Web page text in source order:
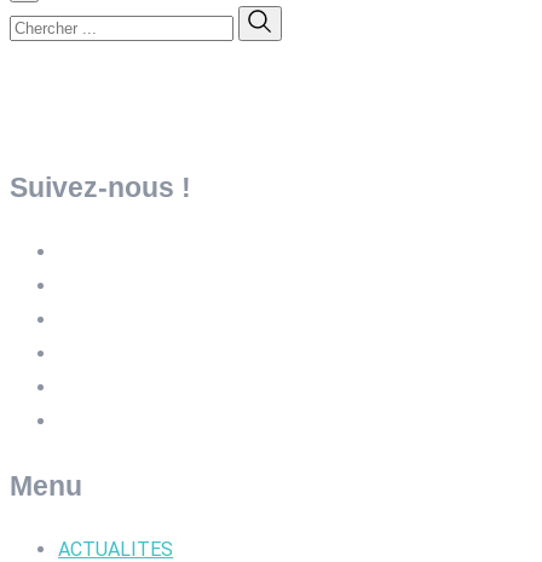
Suivez-nous !
Menu
ACTUALITES